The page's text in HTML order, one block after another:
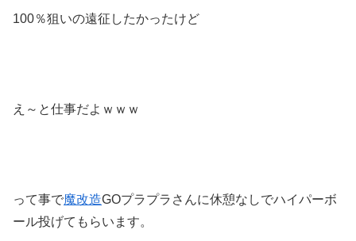
100％狙いの遠征したかったけど
え～と仕事だよｗｗｗ
って事で魔改造GOプラプラさんに休憩なしでハイパーボ
ール投げてもらいます。